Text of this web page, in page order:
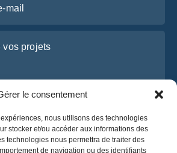
le consentement
nous utilisons des technologies
stocker et/ou accéder aux informations des
technologies nous permettra de traiter des
de navigation ou des identifiants